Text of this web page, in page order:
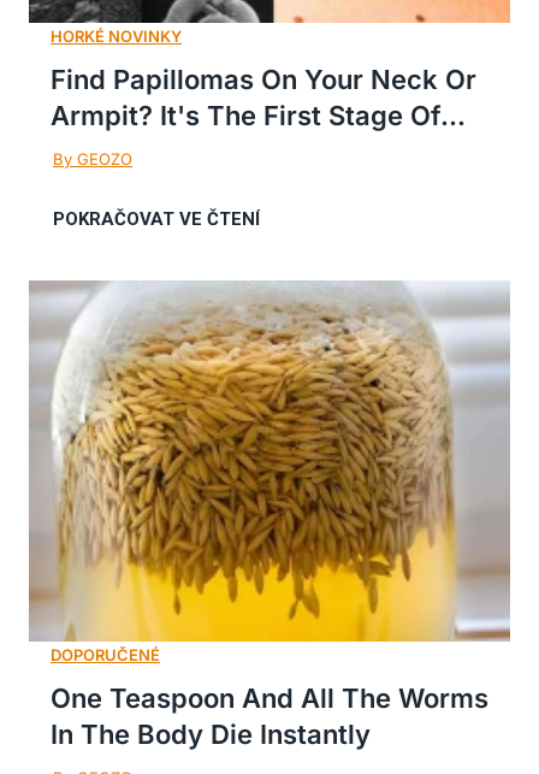
Find Papillomas On Your Neck Or
Armpit? It's The First Stage Of...
One Teaspoon And All The Worms
In The Body Die Instantly